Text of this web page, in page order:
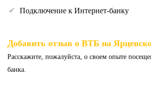
Подключение к Интернет-банку
Добавить отзыв о ВТБ на
Расскажите, пожалуйста, о своем опыте
банка.